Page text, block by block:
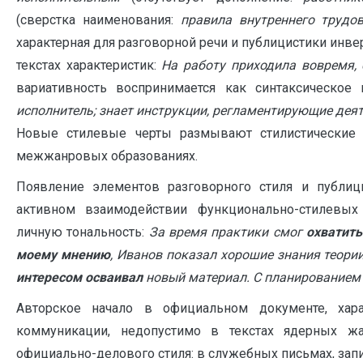
(сверстка наименования: правила внутреннего
характерная для разговорной речи и публицистики
текстах характеристик: На работу приходила
вариативность воспринимается как синтаксическое
исполнитель; знает инструкции, регламентирующие
Новые стилевые черты размывают
межжанровых образованиях.
Появление элементов разговорного стиля и
активном взаимодействии функционально-
личную тональность: За время практики смог
моему мнению, Иванов показал хорошие знания
интересом осваивалновый материал. С
Авторское начало в официальном документе,
коммуникации, недопустимо в текстах ядерных
официально-делового стиля: в служебных письмах,